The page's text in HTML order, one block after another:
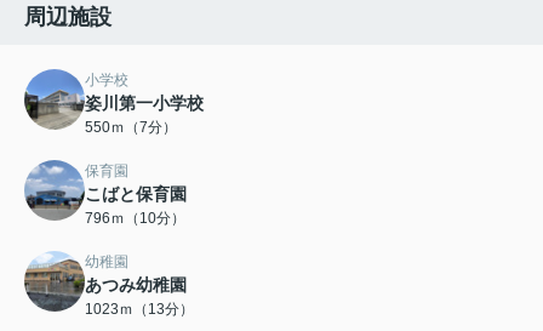
周辺施設
小学校
姿川第一小学校
550ｍ（7分）
保育園
こばと保育園
796ｍ（10分）
幼稚園
あつみ幼稚園
1023ｍ（13分）